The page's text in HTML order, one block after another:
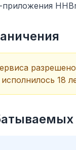
приложения
18